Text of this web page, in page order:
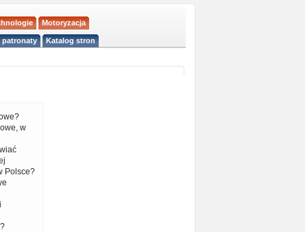
Motoryzacja
patronaty Katalog stron
w
Polsce?